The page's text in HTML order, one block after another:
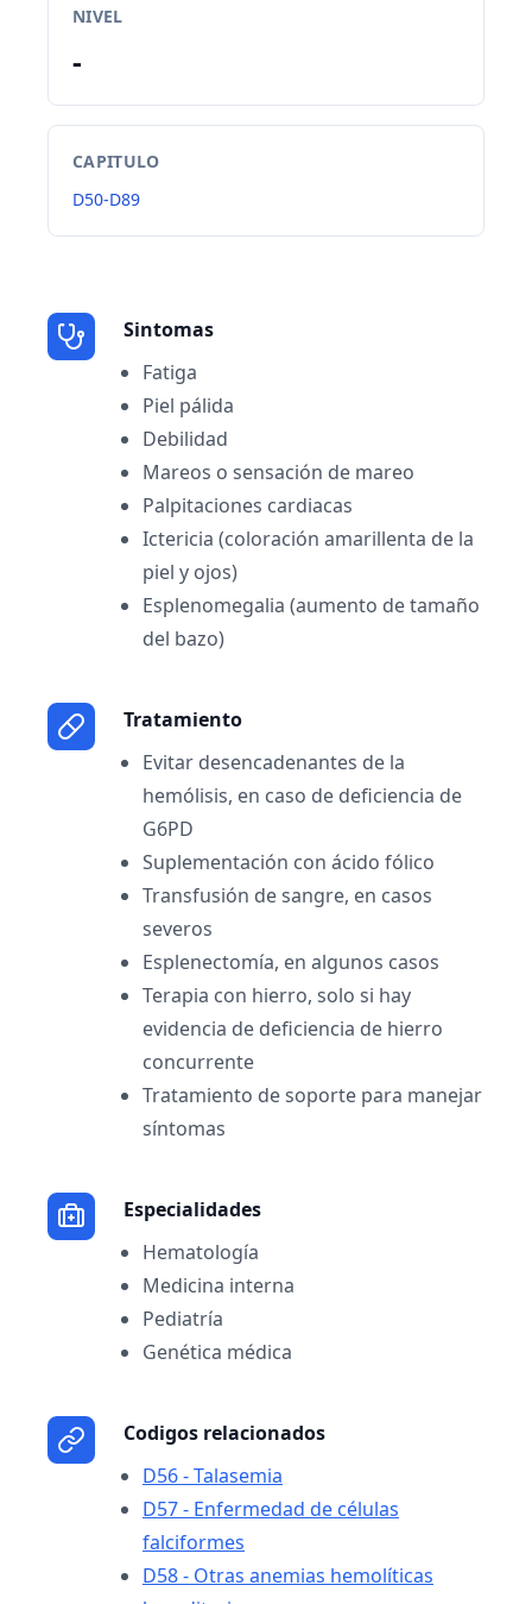
NIVEL
-
CAPITULO
D50-D89
Sintomas
Fatiga
Piel pálida
Debilidad
Mareos o sensación de mareo
Palpitaciones cardiacas
Ictericia (coloración amarillenta de la
piel y ojos)
Esplenomegalia (aumento de tamaño
del bazo)
Tratamiento
Evitar desencadenantes de la
hemólisis, en caso de deficiencia de
G6PD
Suplementación con ácido fólico
Transfusión de sangre, en casos
severos
Esplenectomía, en algunos casos
Terapia con hierro, solo si hay
evidencia de deficiencia de hierro
concurrente
Tratamiento de soporte para manejar
síntomas
Especialidades
Hematología
Medicina interna
Pediatría
Genética médica
Codigos relacionados
D56 - Talasemia
D57 - Enfermedad de células
falciformes
D58 - Otras anemias hemolíticas